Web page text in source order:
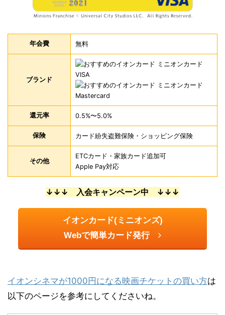
年会費 無料
ブランド
還元率 0.5%〜5.0%
保険 カード紛失盗難保険・ショッピング保険
その他
ETCカード・家族カード追加可
Apple Pay対応
↓↓↓ 入会キャンペーン中 ↓↓↓
イオンカード(ミニオンズ)
Webで簡単カード発行
イオンシネマが1000円になる映画チケットの買い方は
以下のページを参考にしてくださいね。